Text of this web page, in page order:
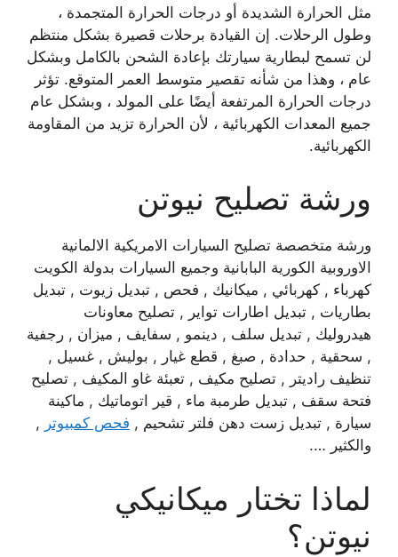
مثل الحرارة الشديدة أو درجات الحرارة المتجمدة ،
وطول الرحلات. إن القيادة برحلات قصيرة بشكل منتظم
لن تسمح لبطارية سيارتك بإعادة الشحن بالكامل وبشكل
عام ، وهذا من شأنه تقصير متوسط ​​العمر المتوقع. تؤثر
درجات الحرارة المرتفعة أيضًا على المولد ، وبشكل عام
جميع المعدات الكهربائية ، لأن الحرارة تزيد من المقاومة
الكهربائية.
ورشة تصليح نيوتن
ورشة متخصصة تصليح السيارات الامريكية الالمانية
الاوروبية الكورية البابانية وجميع السيارات بدولة الكويت
كهرباء , كهربائي , ميكانيك , فحص , تبديل زيوت , تبديل
بطاريات , تبديل اطارات تواير , تصليح معاونات
هيدروليك , تبديل سلف , دينمو , سفايف , ميزان , رجفية
, سحقية , حدادة , صبغ , قطع غيار , بوليش , غسيل ,
تنظيف راديتر , تصليح مكيف , تعبئة غاو المكيف , تصليح
فتحة سقف , تبديل طرمبة ماء , قير اتوماتيك , ماكينة
سيارة , تبديل زست دهن فلتر تشحيم , فحص كمبيوتر ,
والكثير ….
لماذا تختار ميكانيكي
نيوتن؟